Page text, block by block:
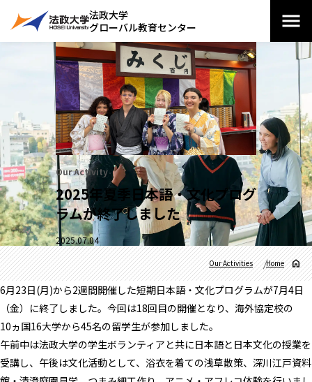
法政大学
グローバル教育センター
Our Activity
2025年夏季日本語・文化プログ
ラムが終了しました
2025.07.04
Home
Our Activities
6月23日(月)から2週間開催した短期日本語・文化プログラムが7月4日
（金）に終了しました。今回は18回目の開催となり、海外協定校の
10ヵ国16大学から45名の留学生が参加しました。
午前中は法政大学の学生ボランティアと共に日本語と日本文化の授業を
受講し、午後は文化活動として、浴衣を着ての浅草散策、深川江戸資料